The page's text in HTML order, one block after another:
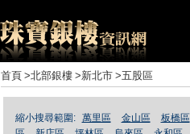
首頁 >北部銀樓 >新北市 >五股區
縮小搜尋範圍: 萬里區 金山區 板橋區